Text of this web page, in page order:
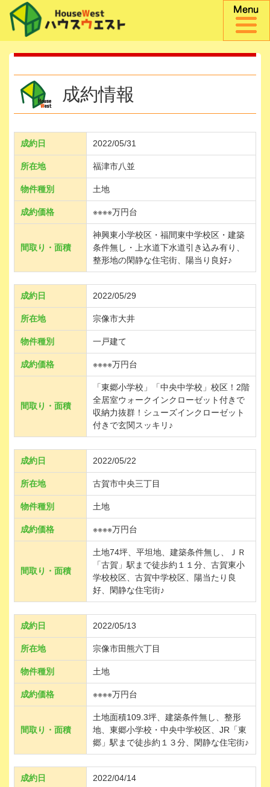
成約情報
成約日 2022/05/31
所在地 福津市八並
物件種別 土地
成約価格 ※※※※万円台
間取り・面積
神興東小学校区・福間東中学校区・建築
条件無し・上水道下水道引き込み有り、
整形地の閑静な住宅街、陽当り良好♪
成約日 2022/05/29
所在地 宗像市大井
物件種別 一戸建て
成約価格 ※※※※万円台
間取り・面積
「東郷小学校」「中央中学校」校区！2階
全居室ウォークインクローゼット付きで
収納力抜群！シューズインクローゼット
付きで玄関スッキリ♪
成約日 2022/05/22
所在地 古賀市中央三丁目
物件種別 土地
成約価格 ※※※※万円台
間取り・面積
土地74坪、平坦地、建築条件無し、ＪＲ
「古賀」駅まで徒歩約１１分、古賀東小
学校校区、古賀中学校区、陽当たり良
好、閑静な住宅街♪
成約日 2022/05/13
所在地 宗像市田熊六丁目
物件種別 土地
成約価格 ※※※※万円台
間取り・面積
土地面積109.3坪、建築条件無し、整形
地、東郷小学校・中央中学校区、JR「東
郷」駅まで徒歩約１３分、閑静な住宅街♪
成約日 2022/04/14